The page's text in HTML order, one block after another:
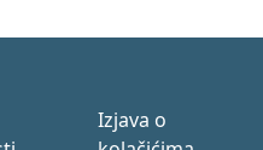
Izjava o